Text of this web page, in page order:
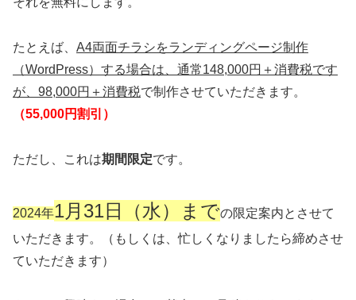
たとえば、 A4両面チラシをランディングページ制作
（WordPress）する場合は、通常148,000円＋消費税です
が、98,000円＋消費税で制作させていただきます。
（55,000円割引）
ただし、これは期間限定です。
2024年1月31日（水）までの限定案内とさせて
いただきます。（もしくは、忙しくなりましたら締めさせ
ていただきます）